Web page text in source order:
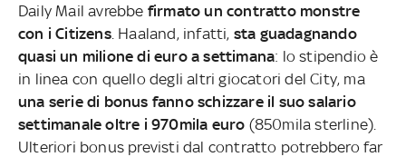
Daily Mail avrebbe firmato un contratto monstre
con i Citizens. Haaland, infatti, sta guadagnando
quasi un milione di euro a settimana: lo stipendio è
in linea con quello degli altri giocatori del City, ma
una serie di bonus fanno schizzare il suo salario
settimanale oltre i 970mila euro (850mila sterline).
Ulteriori bonus previsti dal contratto potrebbero far